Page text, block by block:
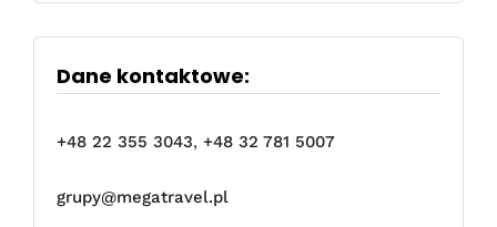
Dane kontaktowe:
+48 22 355 3043, +48 32 781 5007
grupy@megatravel.pl